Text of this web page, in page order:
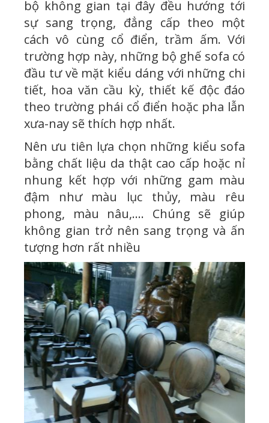
bộ không gian tại đây đều hướng tới
sự sang trọng, đẳng cấp theo một
cách vô cùng cổ điển, trầm ấm. Với
trường hợp này, những bộ ghế sofa có
đầu tư về mặt kiểu dáng với những chi
tiết, hoa văn cầu kỳ, thiết kế độc đáo
theo trường phái cổ điển hoặc pha lẫn
xưa-nay sẽ thích hợp nhất.
Nên ưu tiên lựa chọn những kiểu sofa
bằng chất liệu da thật cao cấp hoặc nỉ
nhung kết hợp với những gam màu
đậm như màu lục thủy, màu rêu
phong, màu nâu,…. Chúng sẽ giúp
không gian trở nên sang trọng và ấn
tượng hơn rất nhiều